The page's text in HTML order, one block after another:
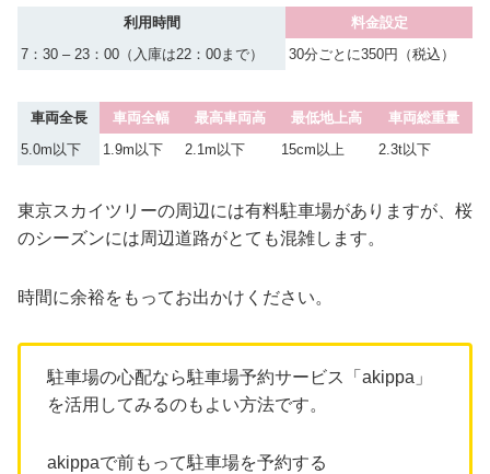
利用時間
料金設定
7：30 – 23：00（入庫は22：00まで）
30分ごとに350円（税込）
車両全長 車両全幅 最高車両高 最低地上高
車両総重量
5.0m以下
1.9m以下 2.1m以下 15cm以上 2.3t以下
東京スカイツリーの周辺には有料駐車場がありますが、桜
のシーズンには周辺道路がとても混雑します。
時間に余裕をもってお出かけください。
駐車場の心配なら駐車場予約サービス「akippa」
を活用してみるのもよい方法です。
akippaで前もって駐車場を予約する